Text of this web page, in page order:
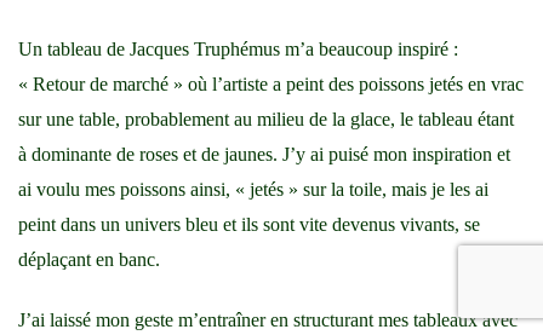
Un tableau de Jacques Truphémus m’a beaucoup inspiré :
« Retour de marché » où l’artiste a peint des poissons jetés en vrac
sur une table, probablement au milieu de la glace, le tableau étant
à dominante de roses et de jaunes. J’y ai puisé mon inspiration et
ai voulu mes poissons ainsi, « jetés » sur la toile, mais je les ai
peint dans un univers bleu et ils sont vite devenus vivants, se
déplaçant en banc.
J’ai laissé mon geste m’entraîner en structurant mes tableaux avec